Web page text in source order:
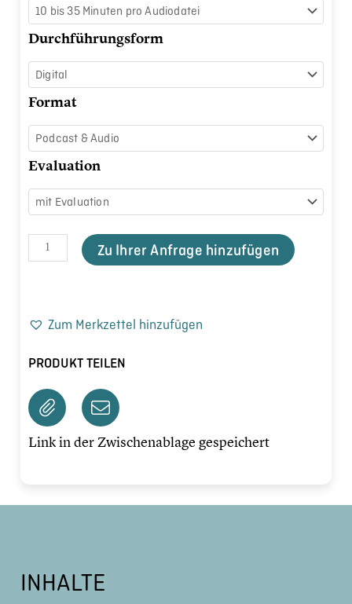
Durchführungsform
Format
Evaluation
ausprobieren
Menge
Zu Ihrer Anfrage hinzufügen
Zum Merkzettel hinzufügen
PRODUKT TEILEN
Link in der Zwischenablage gespeichert
INHALTE